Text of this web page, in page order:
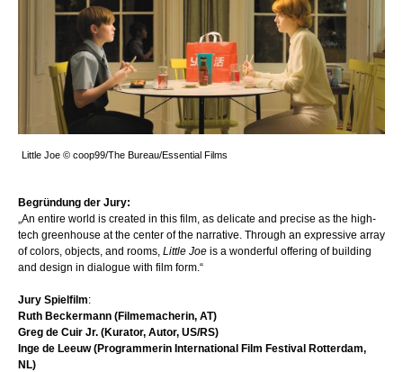
Little Joe © coop99/The Bureau/Essential Films
Begründung der Jury:
„An entire world is created in this film, as delicate and precise as the high-
tech greenhouse at the center of the narrative. Through an expressive array
of colors, objects, and rooms, Little Joe is a wonderful offering of building
and design in dialogue with film form.“
Jury Spielfilm:
Ruth Beckermann (Filmemacherin, AT)
Greg de Cuir Jr. (Kurator, Autor, US/RS)
Inge de Leeuw (Programmerin International Film Festival Rotterdam,
NL)